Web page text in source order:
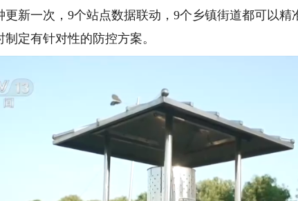
更新一次，9个站点数据联动，9个乡镇街道都可以
定有针对性的防控方案。